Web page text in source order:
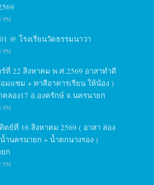
PM
@ โรงเรียนวัดธรรมนาวา
PM
ร์ที่ 22 สิงหาคม พ.ศ.2569 อาสาทำดี
มแซม + ทาสีอาคารเรียน ให้น้อง )
คลอง17 อ.องครักษ์ จ.นครนายก
PM
ตย์ที่ 16 สิงหาคม 2569 ( อาสา ล่อง
ำนครนายก + น้ำตกนางรอง )
ก
PM